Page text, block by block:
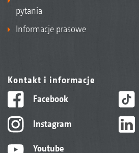
pytania
Informacje prasowe
Kontakt i informacje
Facebook
Instagram
Youtube